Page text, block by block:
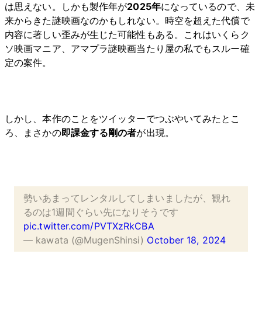
は思えない。しかも製作年が2025年になっているので、未
来からきた謎映画なのかもしれない。時空を超えた代償で
内容に著しい歪みが生じた可能性もある。これはいくらク
ソ映画マニア、アマプラ謎映画当たり屋の私でもスルー確
定の案件。
しかし、本作のことをツイッターでつぶやいてみたとこ
ろ、まさかの即課金する剛の者が出現。
勢いあまってレンタルしてしまいましたが、観れ
るのは1週間ぐらい先になりそうです
pic.twitter.com/PVTXzRkCBA
— kawata (@MugenShinsi) October 18, 2024